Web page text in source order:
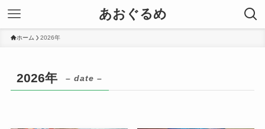
あおぐるめ
ホーム 2026年
2026年 – date –